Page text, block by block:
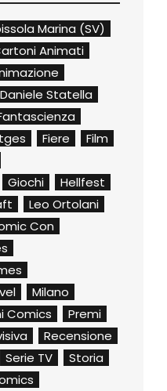
Marina (SV)
Animati
Daniele Statella
Fiere
Film
Giochi
Hellfest
Leo Ortolani
Con
Milano
Comics
Premi
Recensione
Serie TV
Storia